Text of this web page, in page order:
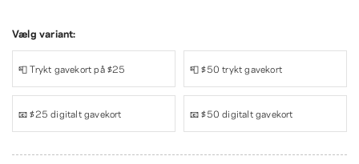
Vælg variant:
📮 Trykt gavekort på $25 📮 $50 trykt gavekort
📧 $25 digitalt gavekort 📧 $50 digitalt gavekort